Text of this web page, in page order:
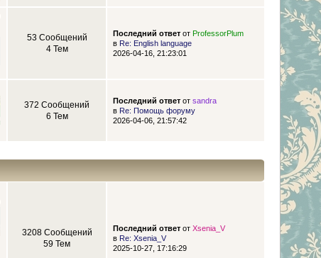
53 Сообщений
4 Тем
Последний ответот ProfessorPlum
в Re: English language
2026-04-16, 21:23:01
372 Сообщений
6 Тем
Последний ответот sandra
в Re: Помощь форуму
2026-04-06, 21:57:42
3208 Сообщений
59 Тем
Последний ответот Xsenia_V
в Re: Xsenia_V
2025-10-27, 17:16:29